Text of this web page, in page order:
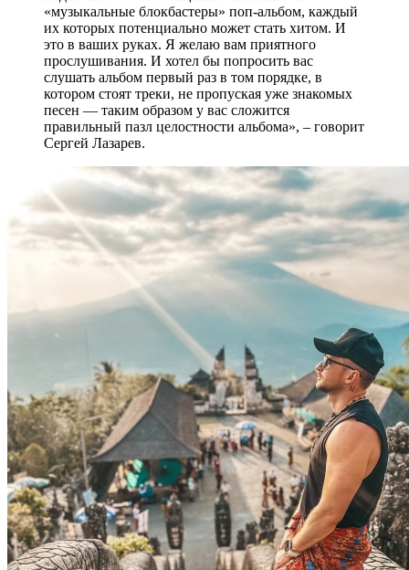
«музыкальные блокбастеры» поп-альбом, каждый
их которых потенциально может стать хитом. И
это в ваших руках. Я желаю вам приятного
прослушивания. И хотел бы попросить вас
слушать альбом первый раз в том порядке, в
котором стоят треки, не пропуская уже знакомых
песен — таким образом у вас сложится
правильный пазл целостности альбома», – говорит
Сергей Лазарев.